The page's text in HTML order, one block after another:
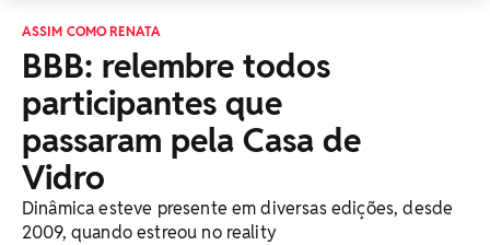
ASSIM COMO RENATA
BBB: relembre todos
participantes que
passaram pela Casa de
Vidro
Dinâmica esteve presente em diversas edições, desde
2009, quando estreou no reality